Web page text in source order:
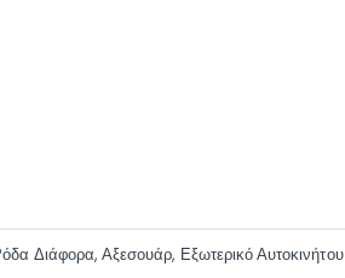
Διάφορα,Αξεσουάρ, Εξωτερικό Αυτοκινήτου